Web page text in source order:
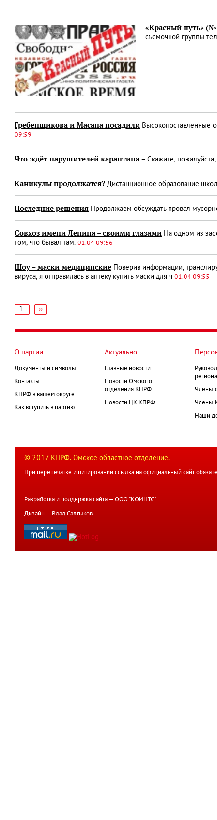
«Красный путь»
съемочной группы
Гребенщикова и Масана посадили Высокопоставленные
09:59
Что ждёт нарушителей карантина – Скажите,
Каникулы продолжатся? Дистанционное образование
Последние решения Продолжаем обсуждать провал
Совхоз имени Ленина – своими глазами На одном из
том, что бывал там. 01.04 09:56
Шоу – маски медицинские Поверив информации,
вируса, я отправилась в аптеку купить маски для ч 01.04 09:55
страниц
1
Следующая
››
О партии
Документы и символы
Контакты
КПРФ в вашем округе
Как вступить в партию
Актуально
Главные новости
Новости Омского
отделения КПРФ
Новости ЦК КПРФ
Члены
Члены
Наши
© 2017 КПРФ. Омское областное отделение.
При перепечатке и цитировании ссылка на официальный сайт
Разработка и поддержка сайта — ООО "КОИНТС".
Дизайн — Влад Салтыков.